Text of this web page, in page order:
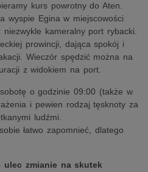
kurs powrotny do Aten.
wyspie Egina w miejscowości
niezwykle kameralny port rybacki.
prowincji, dająca spokój i
Wieczór spędzić można na
z widokiem na port.
o godzinie 09:00 (także w
i pewien rodzaj tęsknoty za
ludźmi.
łatwo zapomnieć, dlatego
ulec zmianie na skutek